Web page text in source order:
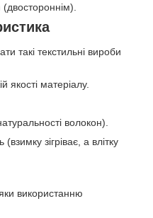
такі текстильні вироби
якості матеріалу.
волокон).
зігріває, а влітку
використанню